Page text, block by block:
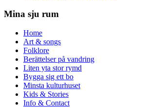
Mina sju rum
Home
Art & songs
Folklore
Berättelser på vandring
Liten yta stor rymd
Bygga sig ett bo
Minsta kulturhuset
Kids & Stories
Info & Contact